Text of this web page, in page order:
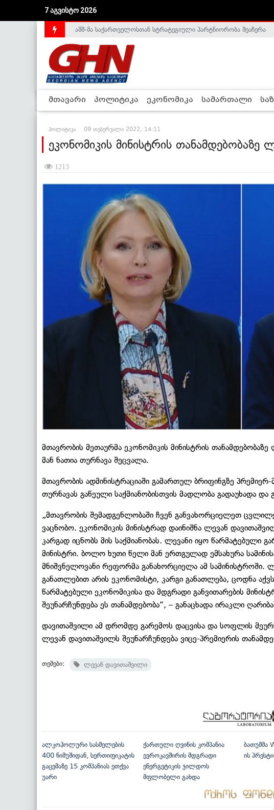
7 აგვისტო 2026
საქართველოს დე-ფაქტო მთავრობა არალეგიტიმურია - ჰელსინკის
აშშ-მა საქართველოსთან სტრატეგიული პარტნიორობა შეაჩერა
მთავარი პოლიტიკა ეკონომიკა სამართალი
პოლიტიკა 09 თებერვალი 2022, 14:11
ეკონომიკის მინისტრის თანამდებობაზე
1213
მთავრობის მეთაურმა ეკონომიკის მინისტრის
მან ნათია თურნავა შეცვალა.
მთავრობის ადმინისტრაციაში გამართულ ბრიფინგზე
თურნავას გაწეული საქმიანობისთვის მადლობა გადაუხადა და
„მთავრობის შემადგენლობაში ჩვენ განვახორციელეთ
ვაცნობო. ეკონომიკის მინისტრად დაინიშნა ლევან
კარგად იცნობს მის საქმიანობას. ლევანი იყო წარმატებული
მინისტრი. ბოლო ხუთი წელი მან ერთგულად ემსახურა
მნიშვნელოვანი რეფორმა განახორციელა ამ სამინისტროში.
განათლებით არის ეკონომისტი, კარგი განათლება, ცოდნა
წარმატებული ეკონომიკისა და მდგრადი განვითარების
შეუნარჩუნდება ეს თანამდებობა“, – განაცხადა ირაკლი
დავითაშვილი ამ დრომდე გარემოს დაცვისა და სოფლის
ლევან დავითაშვილს შეუნარჩუნდება ვიცე-პრემიერის
თემები: ლევან დავითაშვილი
ალკოჰოლური სასმელების
400 ნიმუშიდან, სერთიფიკატის
გაცემაზე 15 კომპანიას ეთქვა
უარი
ქართული ღვინის კომპანია
ევროკავშირის მდგრადი
ენერგეტიკის ჯილდოს
მფლობელი გახდა
ბათუმმა
ის